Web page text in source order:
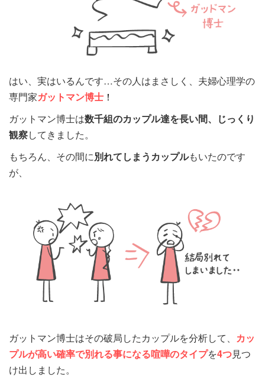
はい、実はいるんです…その人はまさしく、夫婦心理学の
専門家ガットマン博士 ！
ガットマン博士は数千組のカップル達を長い間、じっくり
観察してきました。
もちろん、その間に別れてしまうカップルもいたのです
が、
ガットマン博士はその破局したカップルを分析して、 カッ
プルが高い確率で別れる事になる喧嘩のタイプを4つ見つ
け出しました。